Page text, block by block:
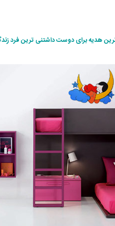
هدیه برای دوست داشتنی ترین فرد